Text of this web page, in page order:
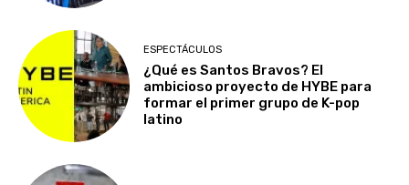
ESPECTÁCULOS
¿Qué es Santos Bravos? El
ambicioso proyecto de HYBE para
formar el primer grupo de K-pop
latino